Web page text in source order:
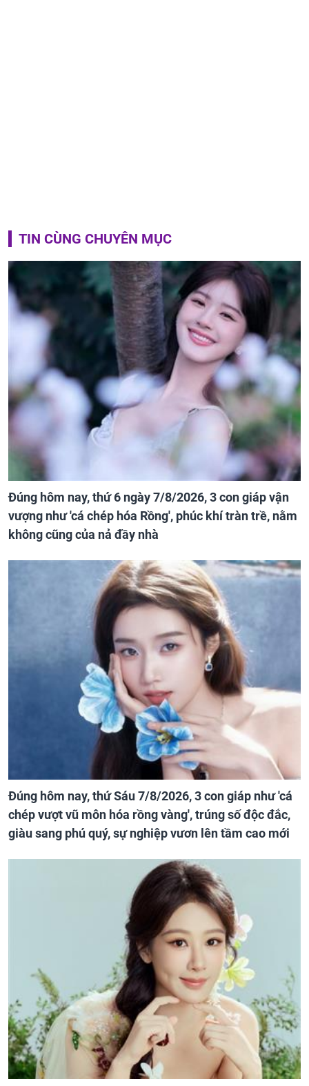
TIN CÙNG CHUYÊN MỤC
Đúng hôm nay, thứ 6 ngày 7/8/2026, 3 con giáp vận
vượng như 'cá chép hóa Rồng', phúc khí tràn trề, nằm
không cũng của nả đầy nhà
Đúng hôm nay, thứ Sáu 7/8/2026, 3 con giáp như 'cá
chép vượt vũ môn hóa rồng vàng', trúng số độc đắc,
giàu sang phú quý, sự nghiệp vươn lên tầm cao mới